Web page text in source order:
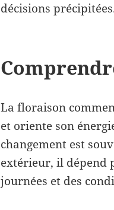
décisions
La floraison
et oriente son
changement est
extérieur, il dépend
journées et des